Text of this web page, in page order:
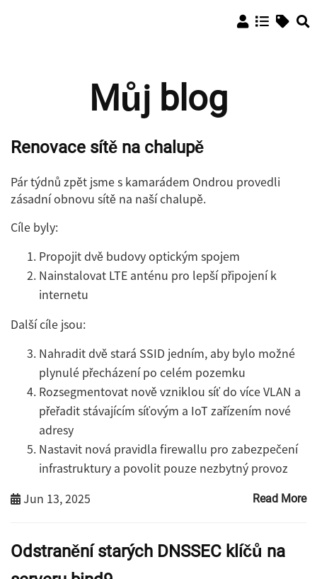
Můj blog
Renovace sítě na chalupě
Pár týdnů zpět jsme s kamarádem Ondrou provedli
zásadní obnovu sítě na naší chalupě.
Cíle byly:
Propojit dvě budovy optickým spojem
Nainstalovat LTE anténu pro lepší připojení k
internetu
Další cíle jsou:
Nahradit dvě stará SSID jedním, aby bylo možné
plynulé přecházení po celém pozemku
Rozsegmentovat nově vzniklou síť do více VLAN a
přeřadit stávajícím síťovým a IoT zařízením nové
adresy
Nastavit nová pravidla firewallu pro zabezpečení
infrastruktury a povolit pouze nezbytný provoz
Read More
Jun 13, 2025
Odstranění starých DNSSEC klíčů na